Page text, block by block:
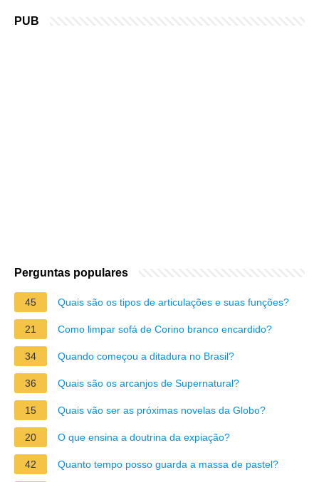
PUB
Perguntas populares
45 Quais são os tipos de articulações e suas funções?
21 Como limpar sofá de Corino branco encardido?
34 Quando começou a ditadura no Brasil?
36 Quais são os arcanjos de Supernatural?
15 Quais vão ser as próximas novelas da Globo?
20 O que ensina a doutrina da expiação?
42 Quanto tempo posso guarda a massa de pastel?